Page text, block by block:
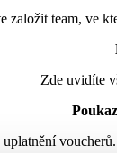
založit team, ve
Zde uvidíte